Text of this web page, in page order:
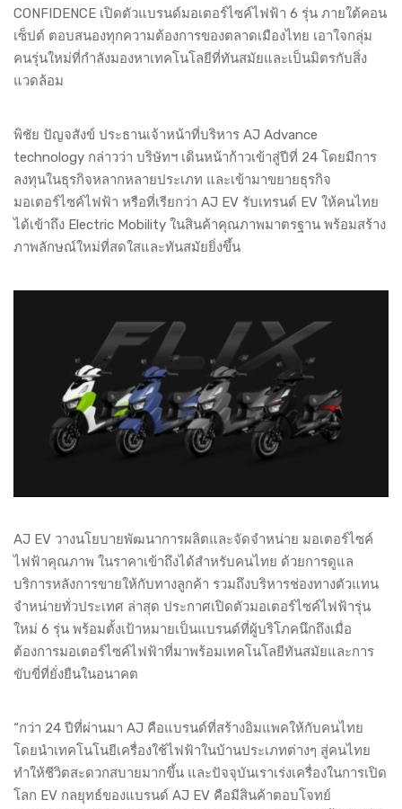
CONFIDENCE เปิดตัวแบรนด์มอเตอร์ไซค์ไฟฟ้า 6 รุ่น ภายใต้คอน
เซ็ปต์ ตอบสนองทุกความต้องการของตลาดเมืองไทย เอาใจกลุ่ม
คนรุ่นใหม่ที่กำลังมองหาเทคโนโลยีที่ทันสมัยและเป็นมิตรกับสิ่ง
แวดล้อม
พิชัย ปัญจสังข์ ประธานเจ้าหน้าที่บริหาร AJ Advance
technology กล่าวว่า บริษัทฯ เดินหน้าก้าวเข้าสู่ปีที่ 24 โดยมีการ
ลงทุนในธุรกิจหลากหลายประเภท และเข้ามาขยายธุรกิจ
มอเตอร์ไซค์ไฟฟ้า หรือที่เรียกว่า AJ EV รับเทรนด์ EV ให้คนไทย
ได้เข้าถึง Electric Mobility ในสินค้าคุณภาพมาตรฐาน พร้อมสร้าง
ภาพลักษณ์ใหม่ที่สดใสและทันสมัยยิ่งขึ้น
AJ EV วางนโยบายพัฒนาการผลิตและจัดจำหน่าย มอเตอร์ไซค์
ไฟฟ้าคุณภาพ ในราคาเข้าถึงได้สำหรับคนไทย ด้วยการดูแล
บริการหลังการขายให้กับทางลูกค้า รวมถึงบริหารช่องทางตัวแทน
จำหน่ายทั่วประเทศ ล่าสุด ประกาศเปิดตัวมอเตอร์ไซค์ไฟฟ้ารุ่น
ใหม่ 6 รุ่น พร้อมตั้งเป้าหมายเป็นแบรนด์ที่ผู้บริโภคนึกถึงเมื่อ
ต้องการมอเตอร์ไซค์ไฟฟ้าที่มาพร้อมเทคโนโลยีทันสมัยและการ
ขับขี่ที่ยั่งยืนในอนาคต
“กว่า 24 ปีที่ผ่านมา AJ คือแบรนด์ที่สร้างอิมแพคให้กับคนไทย
โดยนำเทคโนโนยีเครื่องใช้ไฟฟ้าในบ้านประเภทต่างๆ สู่คนไทย
ทำให้ชีวิตสะดวกสบายมากขึ้น และปัจจุบันเราเร่งเครื่องในการเปิด
โลก EV กลยุทธ์ของแบรนด์ AJ EV คือมีสินค้าตอบโจทย์